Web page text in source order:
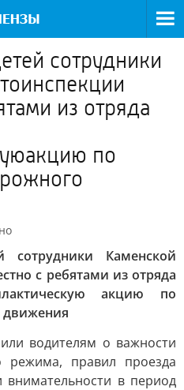
сотрудники
из отряда
по
Каменской
с ребятами из отряда
акцию по
движения
водителям о важности
режима, правил проезда
в период